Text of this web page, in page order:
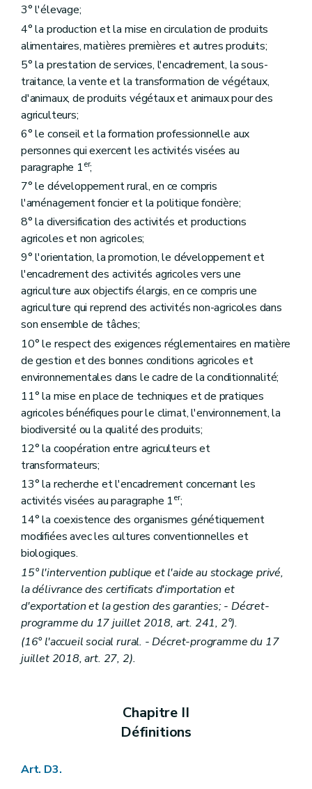
Art. D163
Titre VI Les produits animaux
Chapitre I
Les productions animales
Art. D164
Chapitre II L'élevage
Art. D165
Art. D166
Art. D167
Art. D168
Art. D169
Chapitre III Classement des carcasses de gros bovins et des carcasses de porcs
Art. D170
Titre VII Dispositions communes aux produits végétaux et animaux
Chapitre Ier
Les systèmes de qualité européens
Art. D171
Art. D172
Art. D173
Art. D174
Art. D175
Art. D176
Art. D177
Art. D177/1
Chapitre II Le système régional de qualité différenciée
Art. D178
Art. D180
Art. D181
Art. D182
Art. D184
Art. D184/1
Chapitre III Les programmes alimentaires pour la jeunesse
Art. D185
Art. D186
Art. D187
Art. D188
Chapitre IV Le fonds de la qualité des produits animaux et végétaux
Art. D189
Art. D190
Art. D191
Art. D193
Art. D194
Titre VIII L'organisation économique de l'agriculture
Chapitre Ier
Les organisations de producteurs, les associations d'organisations de producteurs et les organisations interprofessionnelles
Art. D195
Art. D196
Art. D197
Chapitre II
La diversification des activités agricoles
Section 1re
Services de conseil à la diversification et à la première transformation
Art. D201
Les fermes pédagogiques
3° l'élevage;
4° la production et la mise en circulation de produits
alimentaires, matières premières et autres produits;
5° la prestation de services, l'encadrement, la sous-
traitance, la vente et la transformation de végétaux,
d'animaux, de produits végétaux et animaux pour des
agriculteurs;
6° le conseil et la formation professionnelle aux
personnes qui exercent les activités visées au
paragraphe 1er;
7° le développement rural, en ce compris
l'aménagement foncier et la politique foncière;
8° la diversification des activités et productions
agricoles et non agricoles;
9° l'orientation, la promotion, le développement et
l'encadrement des activités agricoles vers une
agriculture aux objectifs élargis, en ce compris une
agriculture qui reprend des activités non-agricoles dans
son ensemble de tâches;
10° le respect des exigences réglementaires en matière
de gestion et des bonnes conditions agricoles et
environnementales dans le cadre de la conditionnalité;
11° la mise en place de techniques et de pratiques
agricoles bénéfiques pour le climat, l'environnement, la
biodiversité ou la qualité des produits;
12° la coopération entre agriculteurs et
transformateurs;
13° la recherche et l'encadrement concernant les
activités visées au paragraphe 1er;
14° la coexistence des organismes génétiquement
modifiées avec les cultures conventionnelles et
biologiques.
15° l'intervention publique et l'aide au stockage privé,
la délivrance des certificats d'importation et
d'exportation et la gestion des garanties; - Décret-
programme du 17 juillet 2018, art. 241, 2°).
(16° l'accueil social rural. - Décret-programme du 17
juillet 2018, art. 27, 2).
Chapitre II
Définitions
Art. D3.